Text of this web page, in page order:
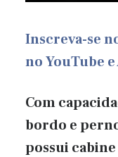
Inscreva-se
noYouTube
Com
bordo e
possui